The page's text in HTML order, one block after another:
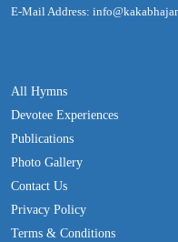
E-Mail Address:
All Hymns
Devotee Experiences
Publications
Photo Gallery
Contact Us
Privacy Policy
Terms & Conditions